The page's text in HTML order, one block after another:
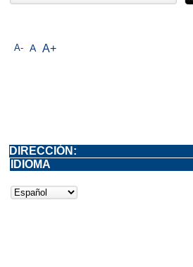
A- A A+
DIRECCIÓN:
IDIOMA